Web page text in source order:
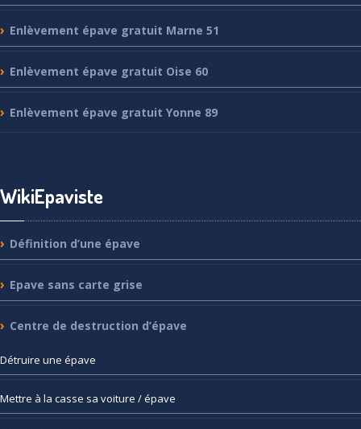
Enlèvement épave gratuit Marne 51
Enlèvement épave gratuit Oise 60
Enlèvement épave gratuit Yonne 89
WikiEpaviste
Définition d’une épave
Epave sans carte grise
Centre de destruction d’épave
Détruire une épave
Mettre à la casse sa voiture / épave